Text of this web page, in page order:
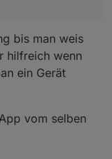
Edit-----
man sich evtl
bis man weis
hilfreich wenn
ein Gerät
vom selben